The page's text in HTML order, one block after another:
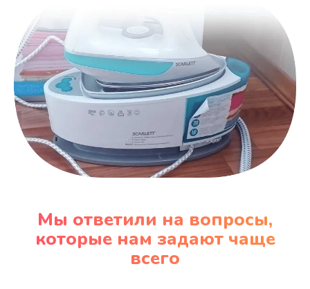
Мы ответили на вопросы,
которые нам задают чаще
всего